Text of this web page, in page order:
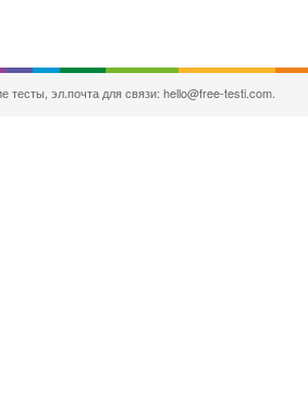
тесты, эл.почта для связи: hello@free-testi.com.